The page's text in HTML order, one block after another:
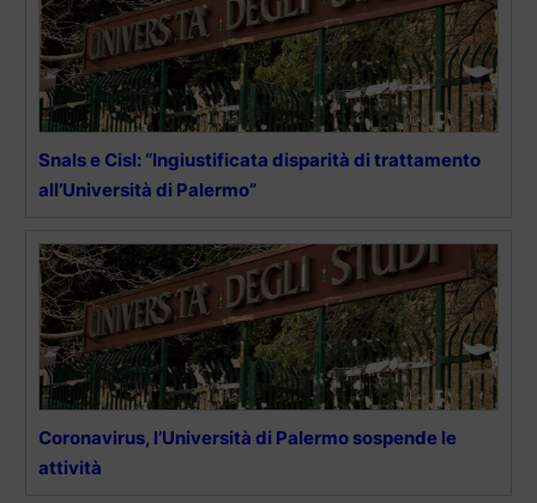
Snals e Cisl: “Ingiustificata disparità di trattamento
all’Università di Palermo”
Coronavirus, l’Università di Palermo sospende le
attività